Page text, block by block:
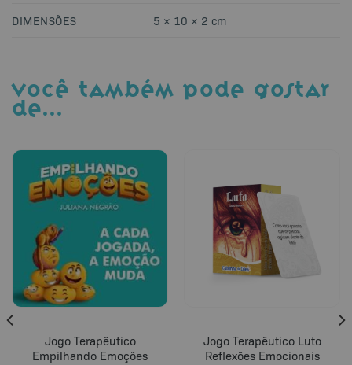
DIMENSÕES 5 × 10 × 2 cm
VOCÊ TAMBÉM PODE GOSTAR
DE…
Jogo Terapêutico
Empilhando Emoções
Jogo Terapêutico Luto
Reflexões Emocionais